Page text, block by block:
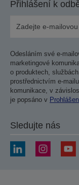
Přihlášení k
Odesláním své e-
marketingové
o produktech,
prostřednictvím e-
komunikace, v
je popsáno v
Sledujte nás